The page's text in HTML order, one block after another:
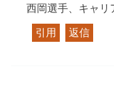
西岡選手、キャリ
引用 返信